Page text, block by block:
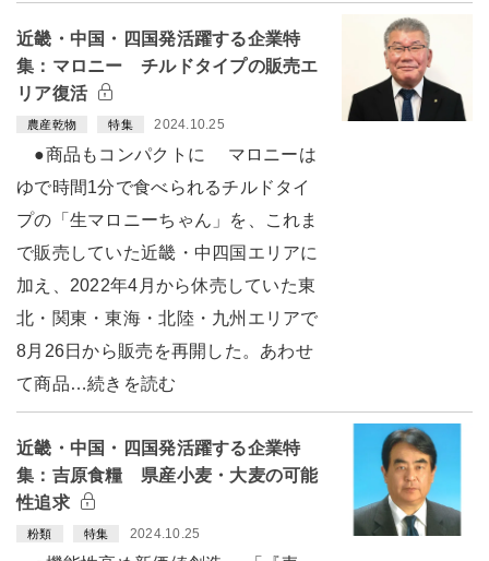
近畿・中国・四国発活躍する企業特
集：マロニー チルドタイプの販売エ
リア復活
農産乾物 特集 2024.10.25
●商品もコンパクトに マロニーは
ゆで時間1分で食べられるチルドタイ
プの「生マロニーちゃん」を、これま
で販売していた近畿・中四国エリアに
加え、2022年4月から休売していた東
北・関東・東海・北陸・九州エリアで
8月26日から販売を再開した。あわせ
て商品…続きを読む
近畿・中国・四国発活躍する企業特
集：吉原食糧 県産小麦・大麦の可能
性追求
粉類 特集 2024.10.25